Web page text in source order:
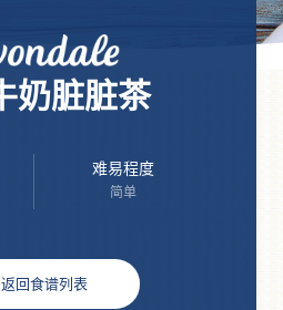
奶脏脏茶
难易程度
简单
返回食谱列表